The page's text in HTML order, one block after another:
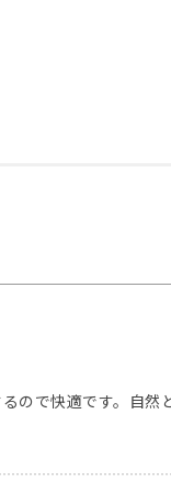
ので快適です。自然